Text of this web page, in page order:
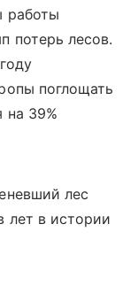
работы
потерь лесов.
поглощать
на 39%
лес
лет в истории